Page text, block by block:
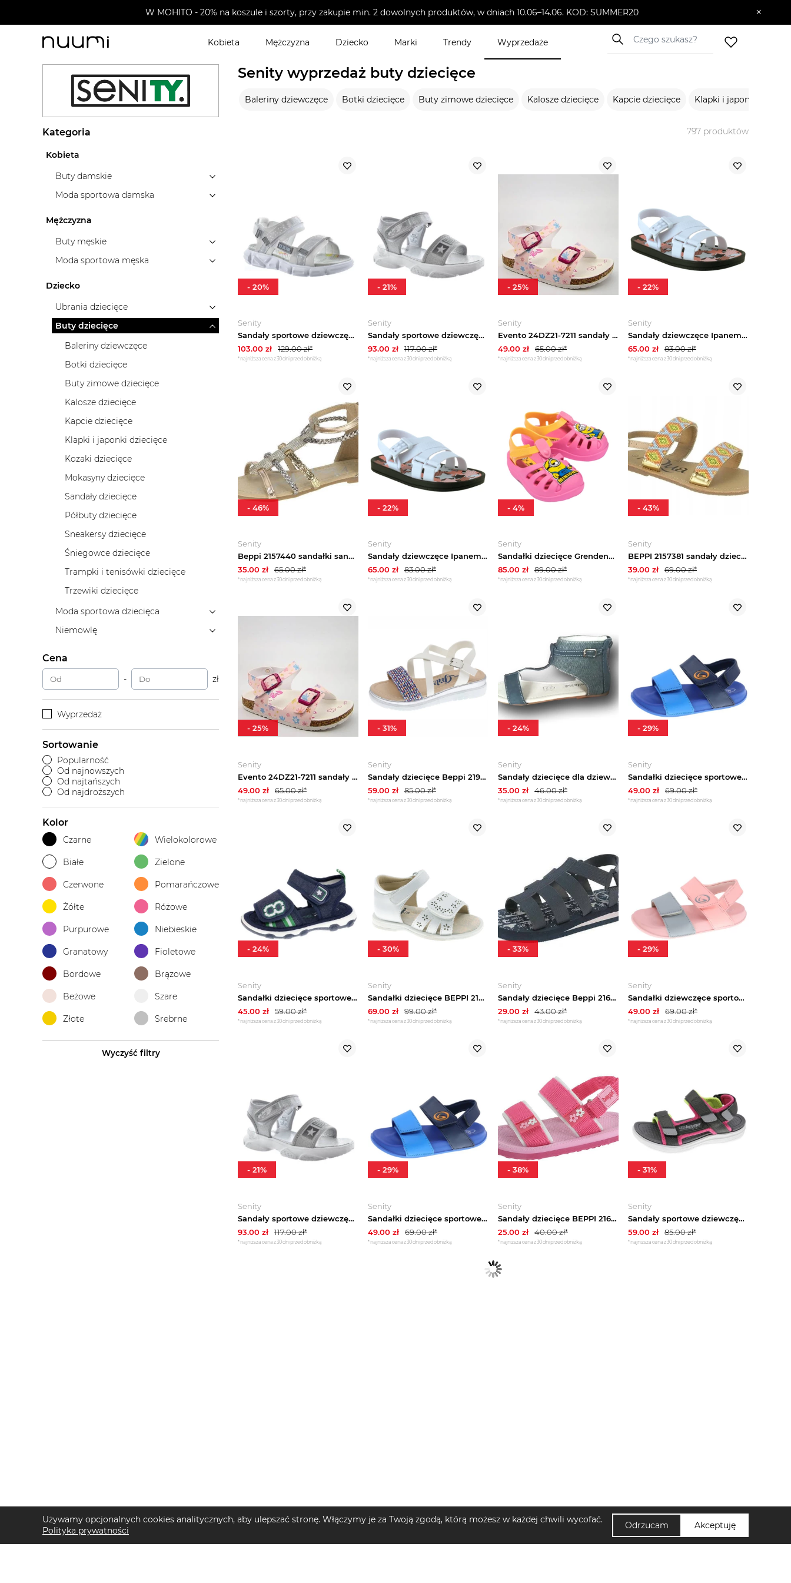
W MOHITO - 20% na koszule i szorty, przy zakupie min. 2 dowolnych produktów, w dniach 10.06–14.06. KOD: SUMMER20 ×
Kobieta Mężczyzna Dziecko Marki Trendy Wyprzedaże
nuumi.pl > Wyprzedaże
Kategoria
Kobieta
Buty damskie
Moda sportowa damska
Mężczyzna
Buty męskie
Moda sportowa męska
Dziecko
Ubrania dziecięce
Buty dziecięce
Baleriny dziewczęce
Botki dziecięce
Buty zimowe dziecięce
Kalosze dziecięce
Kapcie dziecięce
Klapki i japonki dziecięce
Kozaki dziecięce
Mokasyny dziecięce
Sandały dziecięce
Półbuty dziecięce
Sneakersy dziecięce
Śniegowce dziecięce
Trampki i tenisówki dziecięce
Trzewiki dziecięce
Moda sportowa dziecięca
Niemowlę
Cena
- zł
Wyprzedaż
Sortowanie
Popularność
Od najnowszych
Od najtańszych
Od najdroższych
Kolor
Czarne Wielokolorowe
Białe Zielone
Czerwone Pomarańczowe
Żółte Różowe
Purpurowe Niebieskie
Granatowy Fioletowe
Bordowe Brązowe
Beżowe Szare
Złote Srebrne
Wyczyść filtry
Senity wyprzedaż buty dziecięce
Baleriny dziewczęce Botki dziecięce Buty zimowe dziecięce Kalosze dziecięce Kapcie dziecięce Klapki i japonki
797 produktów
Senity
Sandały sportowe dziewczęce BIG STAR LL374201
103.00 zł 129.00zł*
*najniższa cena z 30 dni przed obniżką
- 20%
Senity
Sandały sportowe dziewczęce BIG STAR LL374194
93.00 zł 117.00zł*
*najniższa cena z 30 dni przed obniżką
- 21%
Senity
Evento 24DZ21-7211 sandały dziecięce profilowane na korku
49.00 zł 65.00zł*
*najniższa cena z 30 dni przed obniżką
- 25%
Senity
Sandały dziewczęce Ipanema 26705 sportowe
65.00 zł 83.00zł*
*najniższa cena z 30 dni przed obniżką
- 22%
Senity
Beppi 2157440 sandałki sandały rzymianki roz.25
35.00 zł 65.00zł*
*najniższa cena z 30 dni przed obniżką
- 46%
Senity
Sandały dziewczęce Ipanema 26705 sportowe
65.00 zł 83.00zł*
*najniższa cena z 30 dni przed obniżką
- 22%
Senity
Sandałki dziecięce Grendene Minionki gumowe
85.00 zł 89.00zł*
*najniższa cena z 30 dni przed obniżką
- 4%
Senity
BEPPI 2157381 sandały dziecięce dla dziewczynki zdobione roz.33
39.00 zł 69.00zł*
*najniższa cena z 30 dni przed obniżką
- 43%
Senity
Evento 24DZ21-7211 sandały dziecięce profilowane na korku
49.00 zł 65.00zł*
*najniższa cena z 30 dni przed obniżką
- 25%
Senity
Sandały dziecięce Beppi 2191110
59.00 zł 85.00zł*
*najniższa cena z 30 dni przed obniżką
- 31%
Senity
Sandały dziecięce dla dziewczynki Exclusive YDX092TS-6 wnętrze skóra roz.31
35.00 zł 46.00zł*
*najniższa cena z 30 dni przed obniżką
- 24%
Senity
Sandałki dziecięce sportowe 2198960 BEPPI
49.00 zł 69.00zł*
*najniższa cena z 30 dni przed obniżką
- 29%
Senity
Sandałki dziecięce sportowe 2201370 BEPPI
45.00 zł 59.00zł*
*najniższa cena z 30 dni przed obniżką
- 24%
Senity
Sandałki dziecięce BEPPI 2196741 wkł.skóra
69.00 zł 99.00zł*
*najniższa cena z 30 dni przed obniżką
- 30%
Senity
Sandały dziecięce Beppi 2164580 lekkie pianka roz.29
29.00 zł 43.00zł*
*najniższa cena z 30 dni przed obniżką
- 33%
Senity
Sandałki dziewczęce sportowe 2198962 BEPPI
49.00 zł 69.00zł*
*najniższa cena z 30 dni przed obniżką
- 29%
Senity
Sandały sportowe dziewczęce BIG STAR LL374194
93.00 zł 117.00zł*
*najniższa cena z 30 dni przed obniżką
- 21%
Senity
Sandałki dziecięce sportowe 2198960 BEPPI
49.00 zł 69.00zł*
*najniższa cena z 30 dni przed obniżką
- 29%
Senity
Sandały dziecięce BEPPI 2168770
25.00 zł 40.00zł*
*najniższa cena z 30 dni przed obniżką
- 38%
Senity
Sandały sportowe dziewczęce 2199301 BEPPI
59.00 zł 85.00zł*
*najniższa cena z 30 dni przed obniżką
- 31%
Używamy opcjonalnych cookies analitycznych, aby ulepszać stronę. Włączymy je za Twoją zgodą, którą możesz w każdej chwili wycofać.
Polityka prywatności
Odrzucam Akceptuję